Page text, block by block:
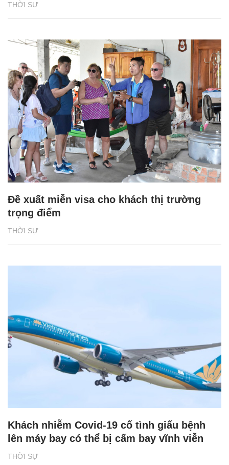
THỜI SỰ
THỜI SỰ
Đề xuất miễn visa cho khách thị trường
trọng điểm
THỜI SỰ
Khách nhiễm Covid-19 cố tình giấu bệnh
lên máy bay có thể bị cấm bay vĩnh viễn